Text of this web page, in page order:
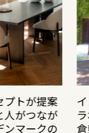
プトが提案
人がつなが
ンマークの